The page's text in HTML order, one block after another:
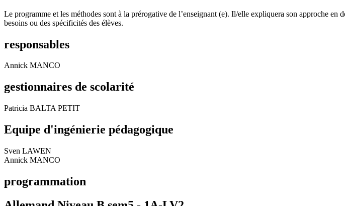
Le programme et les méthodes sont à la prérogative de l’enseignant (e). Il/elle expliquera son approche
besoins ou des spécificités des élèves.
responsables
Annick MANCO
gestionnaires de scolarité
Patricia BALTA PETIT
Equipe d'ingénierie pédagogique
Sven LAWEN
Annick MANCO
programmation